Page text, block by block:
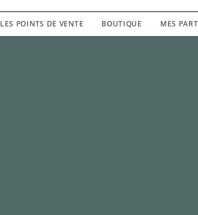
LES POINTS DE VENTE BOUTIQUE MES